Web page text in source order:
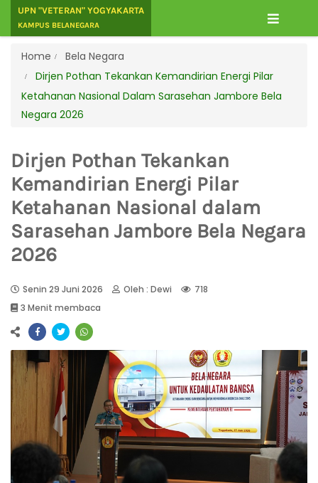
UPN "VETERAN" YOGYAKARTA
KAMPUS BELANEGARA
Home
Bela Negara
Dirjen Pothan Tekankan Kemandirian Energi Pilar
Ketahanan Nasional Dalam Sarasehan Jambore Bela
Negara 2026
Dirjen Pothan Tekankan
Kemandirian Energi Pilar
Ketahanan Nasional dalam
Sarasehan Jambore Bela Negara
2026
Senin 29 Juni 2026 Oleh : Dewi
718
3 Menit membaca